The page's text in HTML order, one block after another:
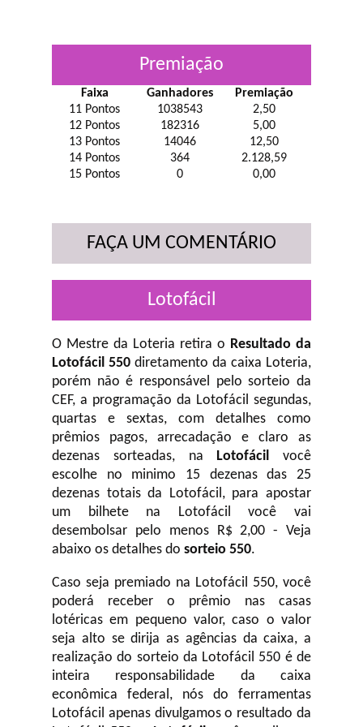
Premiação
Faixa Ganhadores
Premiação
11 Pontos
1038543
2,50
12 Pontos
182316
5,00
13 Pontos
14046
12,50
14 Pontos
364
2.128,59
15 Pontos
0 0,00
FAÇA UM COMENTÁRIO
Lotofácil
O Mestre da Loteria retira o Resultado da
Lotofácil 550 diretamento da caixa Loteria,
porém não é responsável pelo sorteio da
CEF, a programação da Lotofácil segundas,
quartas e sextas, com detalhes como
prêmios pagos, arrecadação e claro as
dezenas sorteadas, na Lotofácil você
escolhe no minimo 15 dezenas das 25
dezenas totais da Lotofácil, para apostar
um bilhete na Lotofácil você vai
desembolsar pelo menos R$ 2,00 - Veja
abaixo os detalhes do sorteio 550.
Caso seja premiado na Lotofácil 550, você
poderá receber o prêmio nas casas
lotéricas em pequeno valor, caso o valor
seja alto se dirija as agências da caixa, a
realização do sorteio da Lotofácil 550 é de
inteira responsabilidade da caixa
econômica federal, nós do ferramentas
Lotofácil apenas divulgamos o resultado da